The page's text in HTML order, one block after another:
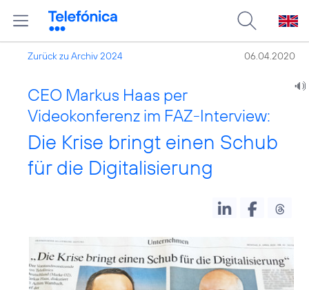
Zurück zu Archiv 2024 06.04.2020
CEO Markus Haas per
Videokonferenz im FAZ-Interview:
Die Krise bringt einen Schub
für die Digitalisierung